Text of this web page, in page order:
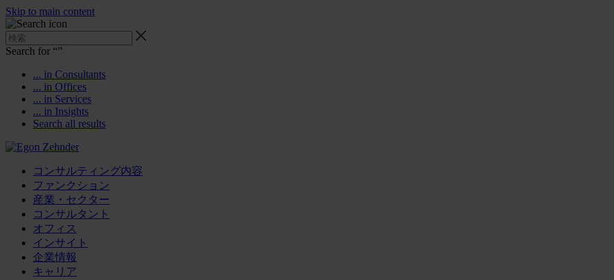
Skip to main content
Search for “”
... in Consultants
... in Offices
... in Services
... in Insights
Search all results
コンサルティング内容
ファンクション
産業・セクター
コンサルタント
オフィス
インサイト
企業情報
キャリア